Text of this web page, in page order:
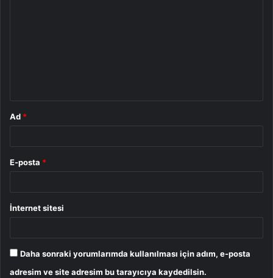
Ad *
E-posta *
İnternet sitesi
Daha sonraki yorumlarımda kullanılması için adım, e-posta
adresim ve site adresim bu tarayıcıya kaydedilsin.